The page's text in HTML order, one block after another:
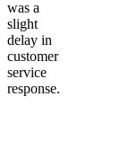
was a
slight
delay in
customer
service
response.